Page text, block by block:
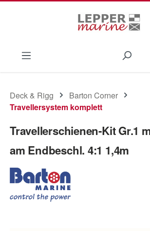
Deck & Rigg
Barton Corner
Travellersystem komplett
Travellerschienen-Kit Gr.1
am Endbeschl. 4:1 1,4m